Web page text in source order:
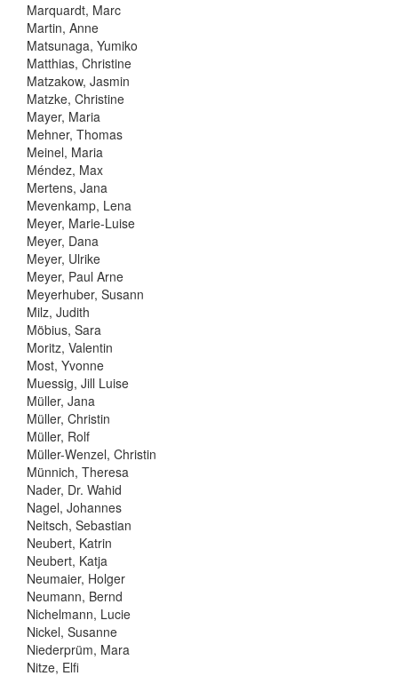
Marquardt, Marc
Martin, Anne
Matsunaga, Yumiko
Matthias, Christine
Matzakow, Jasmin
Matzke, Christine
Mayer, Maria
Mehner, Thomas
Meinel, Maria
Méndez, Max
Mertens, Jana
Mevenkamp, Lena
Meyer, Marie-Luise
Meyer, Dana
Meyer, Ulrike
Meyer, Paul Arne
Meyerhuber, Susann
Milz, Judith
Möbius, Sara
Moritz, Valentin
Most, Yvonne
Muessig, Jill Luise
Müller, Jana
Müller, Christin
Müller, Rolf
Müller-Wenzel, Christin
Münnich, Theresa
Nader, Dr. Wahid
Nagel, Johannes
Neitsch, Sebastian
Neubert, Katrin
Neubert, Katja
Neumaier, Holger
Neumann, Bernd
Nichelmann, Lucie
Nickel, Susanne
Niederprüm, Mara
Nitze, Elfi